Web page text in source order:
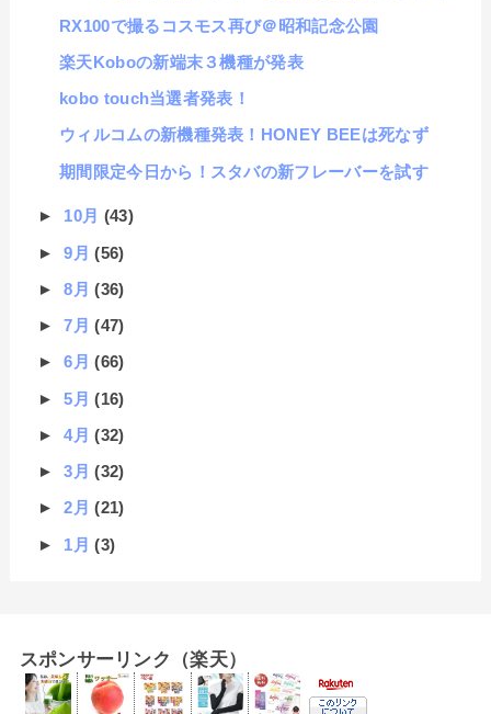
RX100で撮るコスモス再び＠昭和記念公園
楽天Koboの新端末３機種が発表
kobo touch当選者発表！
ウィルコムの新機種発表！HONEY BEEは死なず
期間限定今日から！スタバの新フレーバーを試す
► 10月 (43)
►9月(56)
►8月(36)
►7月(47)
►6月(66)
►5月(16)
►4月(32)
►3月(32)
►2月(21)
► 1月(3)
スポンサーリンク（楽天）